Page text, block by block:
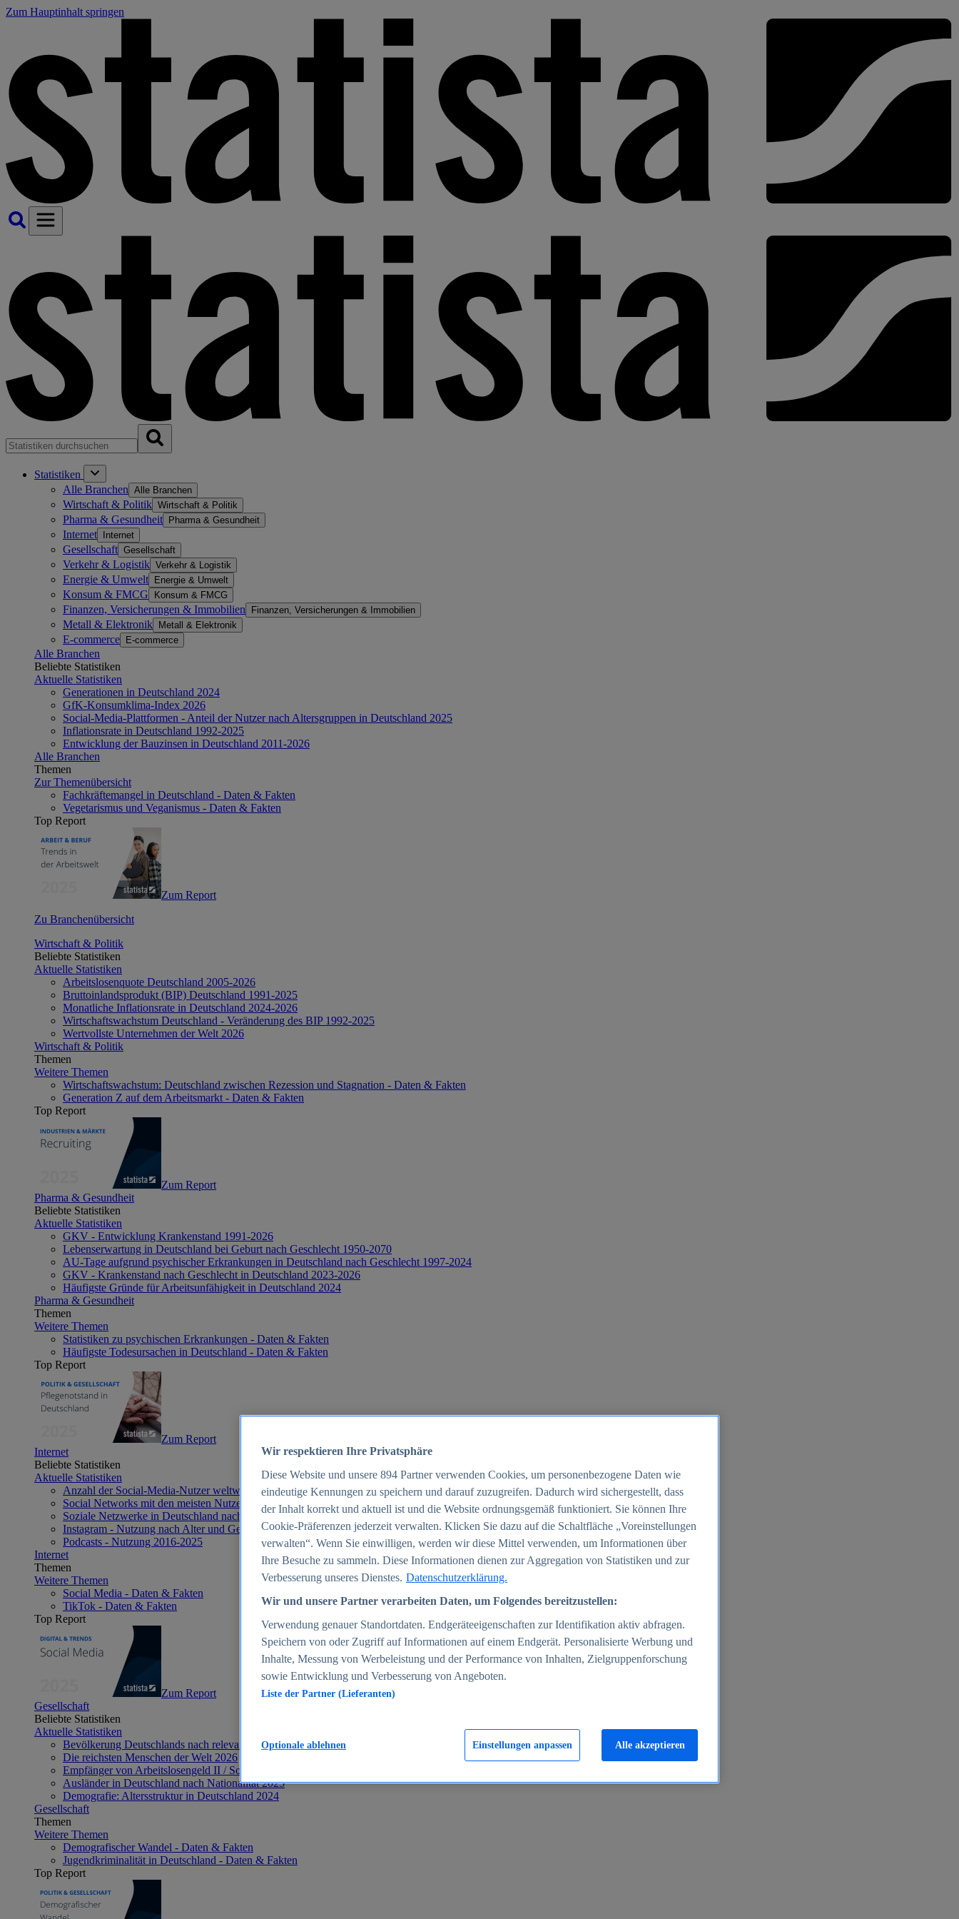
Zum Hauptinhalt springen
Statistiken
Alle Branchen Alle Branchen
Wirtschaft & Politik Wirtschaft & Politik
Pharma & Gesundheit Pharma & Gesundheit
Internet Internet
Gesellschaft Gesellschaft
Verkehr & Logistik Verkehr & Logistik
Energie & Umwelt Energie & Umwelt
Konsum & FMCG Konsum & FMCG
Finanzen, Versicherungen & Immobilien Finanzen, Versicherungen & Immobilien
Metall & Elektronik Metall & Elektronik
E-commerce E-commerce
Alle Branchen
Beliebte Statistiken
Aktuelle Statistiken
Generationen in Deutschland 2024
GfK-Konsumklima-Index 2026
Social-Media-Plattformen - Anteil der Nutzer nach Altersgruppen in Deutschland 2025
Inflationsrate in Deutschland 1992-2025
Entwicklung der Bauzinsen in Deutschland 2011-2026
Alle Branchen
Themen
Zur Themenübersicht
Fachkräftemangel in Deutschland - Daten & Fakten
Vegetarismus und Veganismus - Daten & Fakten
Top Report
Zum Report
Zu Branchenübersicht
Wirtschaft & Politik
Beliebte Statistiken
Aktuelle Statistiken
Arbeitslosenquote Deutschland 2005-2026
Bruttoinlandsprodukt (BIP) Deutschland 1991-2025
Monatliche Inflationsrate in Deutschland 2024-2026
Wirtschaftswachstum Deutschland - Veränderung des BIP 1992-2025
Wertvollste Unternehmen der Welt 2026
Wirtschaft & Politik
Themen
Weitere Themen
Wirtschaftswachstum: Deutschland zwischen Rezession und Stagnation - Daten & Fakten
Generation Z auf dem Arbeitsmarkt - Daten & Fakten
Top Report
Zum Report
Pharma & Gesundheit
Beliebte Statistiken
Aktuelle Statistiken
GKV - Entwicklung Krankenstand 1991-2026
Lebenserwartung in Deutschland bei Geburt nach Geschlecht 1950-2070
AU-Tage aufgrund psychischer Erkrankungen in Deutschland nach Geschlecht 1997-2024
GKV - Krankenstand nach Geschlecht in Deutschland 2023-2026
Häufigste Gründe für Arbeitsunfähigkeit in Deutschland 2024
Pharma & Gesundheit
Themen
Weitere Themen
Statistiken zu psychischen Erkrankungen - Daten & Fakten
Häufigste Todesursachen in Deutschland - Daten & Fakten
Top Report
Zum Report
Internet
Beliebte Statistiken
Aktuelle Statistiken
Anzahl der Social-Media-Nutzer weltweit 2012-2025
Social Networks mit den meisten Nutzern weltweit 2025
Soziale Netzwerke in Deutschland nach Generationen 2025
Instagram - Nutzung nach Alter und Geschlecht in Deutschland 2025
Podcasts - Nutzung 2016-2025
Internet
Themen
Weitere Themen
Social Media - Daten & Fakten
TikTok - Daten & Fakten
Top Report
Zum Report
Gesellschaft
Beliebte Statistiken
Aktuelle Statistiken
Bevölkerung Deutschlands nach relevanten Altersgruppen 2024
Die reichsten Menschen der Welt 2026
Empfänger von Arbeitslosengeld II / Sozialgeld / Bürgergeld in Deutschland 2005-2025
Ausländer in Deutschland nach Nationalität 2025
Demografie: Altersstruktur in Deutschland 2024
Gesellschaft
Themen
Weitere Themen
Demografischer Wandel - Daten & Fakten
Jugendkriminalität in Deutschland - Daten & Fakten
Top Report
Wir respektieren Ihre Privatsphäre
Diese Website und unsere 894 Partner verwenden Cookies, um personenbezogene Daten wie
eindeutige Kennungen zu speichern und darauf zuzugreifen. Dadurch wird sichergestellt, dass
der Inhalt korrekt und aktuell ist und die Website ordnungsgemäß funktioniert. Sie können Ihre
Cookie-Präferenzen jederzeit verwalten. Klicken Sie dazu auf die Schaltfläche „Voreinstellungen
verwalten“. Wenn Sie einwilligen, werden wir diese Mittel verwenden, um Informationen über
Ihre Besuche zu sammeln. Diese Informationen dienen zur Aggregation von Statistiken und zur
Verbesserung unseres Dienstes. Datenschutzerklärung.
Wir und unsere Partner verarbeiten Daten, um Folgendes bereitzustellen:
Verwendung genauer Standortdaten. Endgeräteeigenschaften zur Identifikation aktiv abfragen.
Speichern von oder Zugriff auf Informationen auf einem Endgerät. Personalisierte Werbung und
Inhalte, Messung von Werbeleistung und der Performance von Inhalten, Zielgruppenforschung
sowie Entwicklung und Verbesserung von Angeboten.
Liste der Partner (Lieferanten)
Einstellungen anpassen
Optionale ablehnen Alle akzeptieren